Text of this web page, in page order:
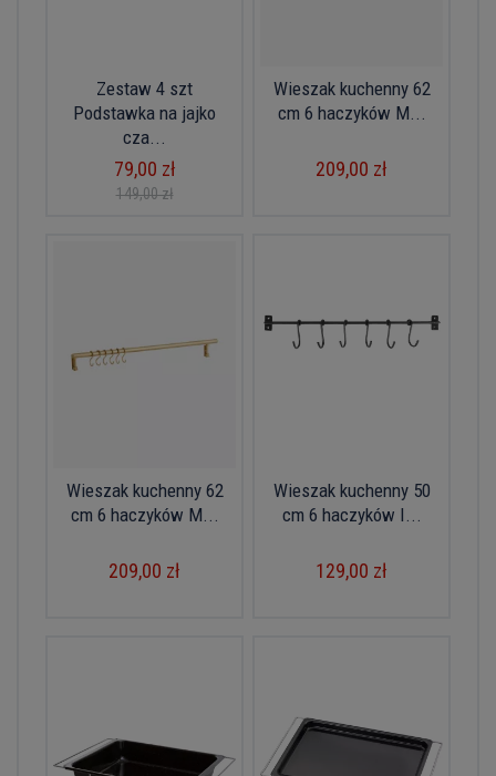
Zestaw 4 szt
Podstawka na jajko
cza...
79,00 zł
149,00 zł
Wieszak kuchenny 62
cm 6 haczyków M...
209,00 zł
Wieszak kuchenny 62
cm 6 haczyków M...
209,00 zł
Wieszak kuchenny 50
cm 6 haczyków I...
129,00 zł